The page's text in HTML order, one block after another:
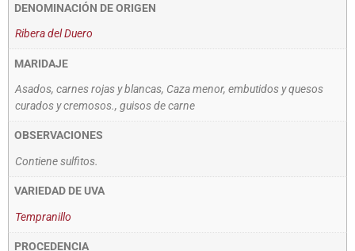
DENOMINACIÓN DE ORIGEN
Ribera del Duero
MARIDAJE
Asados, carnes rojas y blancas, Caza menor, embutidos y quesos
curados y cremosos., guisos de carne
OBSERVACIONES
Contiene sulfitos.
VARIEDAD DE UVA
Tempranillo
PROCEDENCIA